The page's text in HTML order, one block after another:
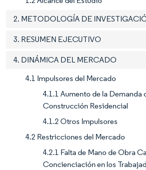
2. METODOLOGÍA DE
3. RESUMEN EJECUTIVO
4. DINÁMICA DEL MERCADO
4.1 Impulsores del Mercado
4.1.1 Aumento de la Demanda
Construcción Residencial
4.1.2 Otros Impulsores
4.2 Restricciones del Mercado
4.2.1 Falta de Mano de Obra
Concienciación en los